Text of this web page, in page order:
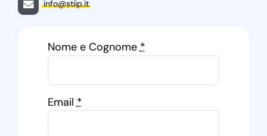
info@stiip.it
Nome e Cognome*
Email*